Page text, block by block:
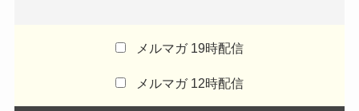
メルマガ 19時配信
メルマガ 12時配信